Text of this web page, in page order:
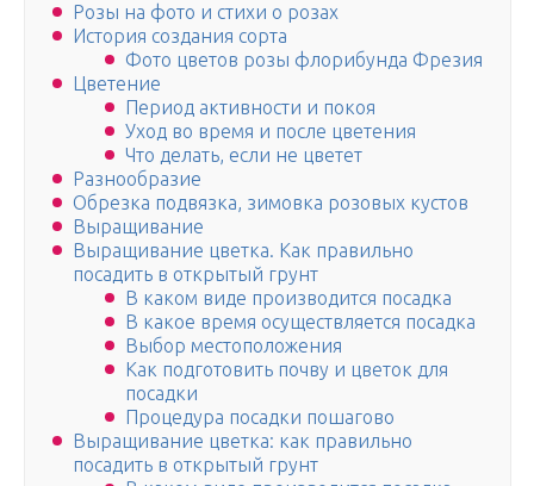
Розы на фото и стихи о розах
История создания сорта
Фото цветов розы флорибунда Фрезия
Цветение
Период активности и покоя
Уход во время и после цветения
Что делать, если не цветет
Разнообразие
Обрезка подвязка, зимовка розовых кустов
Выращивание
Выращивание цветка. Как правильно
посадить в открытый грунт
В каком виде производится посадка
В какое время осуществляется посадка
Выбор местоположения
Как подготовить почву и цветок для
посадки
Процедура посадки пошагово
Выращивание цветка: как правильно
посадить в открытый грунт